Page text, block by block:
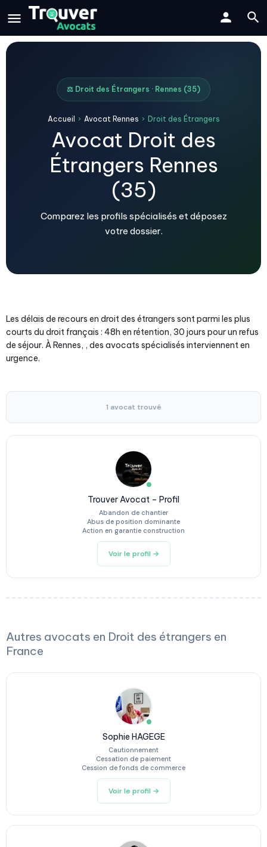
⚖️ Droit des Étrangers · Rennes (35)
Accueil › Avocat Rennes › Droit des Étrangers
Avocat Droit des
Étrangers Rennes
(35)
Comparez les profils spécialisés et déposez
votre dossier.
Les délais de recours en droit des étrangers sont parmi les plus
courts du droit français : 48h en rétention, 30 jours pour un refus
de séjour. À Rennes, , des avocats spécialisés interviennent en
urgence.
1 avocat trouvé
Trouver Avocat – Profil
Abandon de chantier
Abus de position dominante
Action en garantie construction
Voir le profil →
Autres avocats en Droit des étrangers en
France
Sophie HAGEGE
Cautionnement
Cessation de paiement
Cession de fonds de commerce
Voir le profil →